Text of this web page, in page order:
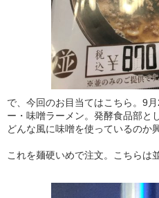
で、今回のお目当てはこちら。9
ー・味噌ラーメン。発酵食品部と
どんな風に味噌を使っているのか
これを麺硬いめで注文。こちらは